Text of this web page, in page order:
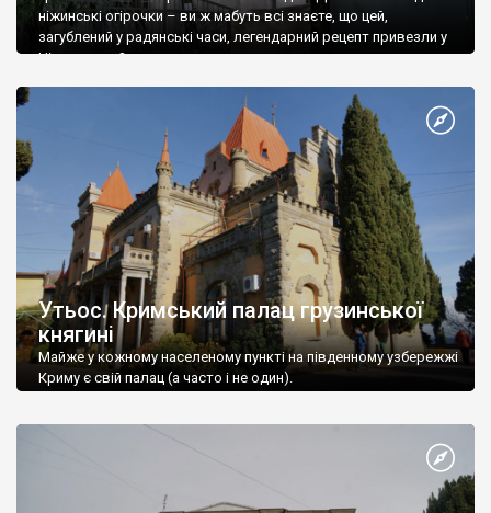
ніжинські огірочки – ви ж мабуть всі знаєте, що цей,
загублений у радянські часи, легендарний рецепт привезли у
Ніжин греки?
Утьос. Кримський палац грузинської
княгині
Майже у кожному населеному пункті на південному узбережжі
Криму є свій палац (а часто і не один).